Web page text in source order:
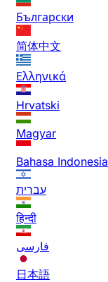
Български
简体中文
Ελληνικά
Hrvatski
Magyar
Bahasa Indonesia
עברית
हिन्दी
فارسی
日本語